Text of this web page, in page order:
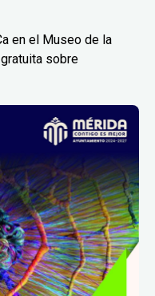
en el Museo de la
sobre